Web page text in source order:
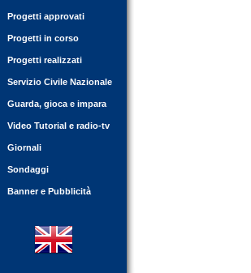
Progetti approvati
Progetti in corso
Progetti realizzati
Servizio Civile Nazionale
Guarda, gioca e impara
Video Tutorial e radio-tv
Giornali
Sondaggi
Banner e Pubblicità